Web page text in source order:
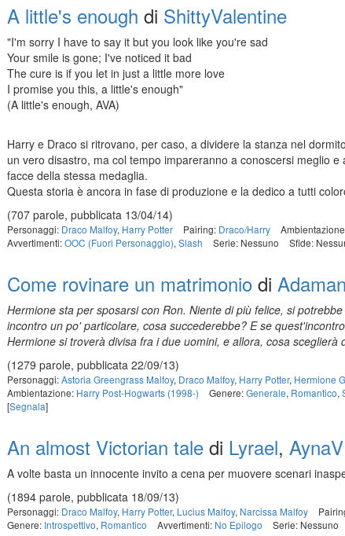
A little's enough di ShittyValentine
"I'm sorry I have to say it but you look like you're sad
Your smile is gone; I've noticed it bad
The cure is if you let in just a little more love
I promise you this, a little's enough"
(A little's enough, AVA)
Harry e Draco si ritrovano, per caso, a dividere la stanza nel
un vero disastro, ma col tempo impareranno a conoscersi meglio
facce della stessa medaglia.
Questa storia è ancora in fase di produzione e la dedico a tutti
(707 parole, pubblicata 13/04/14)
Personaggi: Draco Malfoy, Harry Potter Pairing: Draco/Harry
Avvertimenti:OOC (Fuori Personaggio), Slash Serie: Nessuno Sfide:
Come rovinare un matrimonio di
Hermione sta per sposarsi con Ron. Niente di più felice, si
incontro un po' particolare, cosa succederebbe? E se
Hermione si troverà divisa fra i due uomini, e allora, cosa sceglierà
(1279 parole, pubblicata 22/09/13)
Personaggi:Astoria Greengrass Malfoy, Draco Malfoy, Harry Potter, Hermione
Ambientazione: Harry Post-Hogwarts (1998-) Genere:Generale, Romantico,
[Segnala]
An almost Victorian tale di Lyrael, AynaV
A volte basta un innocente invito a cena per muovere scenari
(1894 parole, pubblicata 18/09/13)
Personaggi: Draco Malfoy, Harry Potter, Lucius Malfoy, Narcissa Malfoy
Genere: Introspettivo, Romantico Avvertimenti: No Epilogo Serie: Nessuno